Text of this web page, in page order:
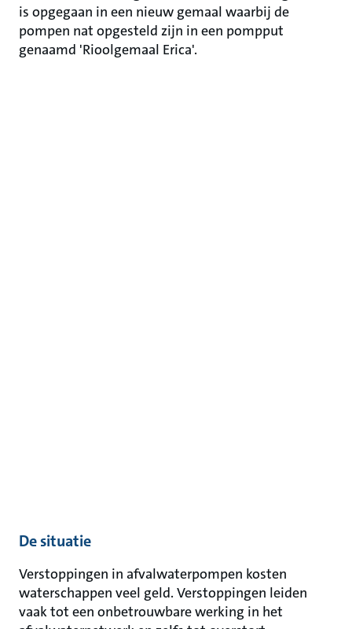
is opgegaan in een nieuw gemaal waarbij de
pompen nat opgesteld zijn in een pompput
genaamd 'Rioolgemaal Erica'.
De situatie
Verstoppingen in afvalwaterpompen kosten
waterschappen veel geld. Verstoppingen leiden
vaak tot een onbetrouwbare werking in het